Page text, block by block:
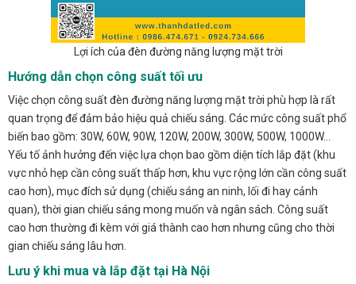
Lợi ích của đèn đường năng lượng mặt trời
Hướng dẫn chọn công suất tối ưu
Việc chọn công suất đèn đường năng lượng mặt trời phù hợp là rất
quan trọng để đảm bảo hiệu quả chiếu sáng. Các mức công suất phổ
biến bao gồm: 30W, 60W, 90W, 120W, 200W, 300W, 500W, 1000W…
Yếu tố ảnh hưởng đến việc lựa chọn bao gồm diện tích lắp đặt (khu
vực nhỏ hẹp cần công suất thấp hơn, khu vực rộng lớn cần công suất
cao hơn), mục đích sử dụng (chiếu sáng an ninh, lối đi hay cảnh
quan), thời gian chiếu sáng mong muốn và ngân sách. Công suất
cao hơn thường đi kèm với giá thành cao hơn nhưng cũng cho thời
gian chiếu sáng lâu hơn.
Lưu ý khi mua và lắp đặt tại Hà Nội